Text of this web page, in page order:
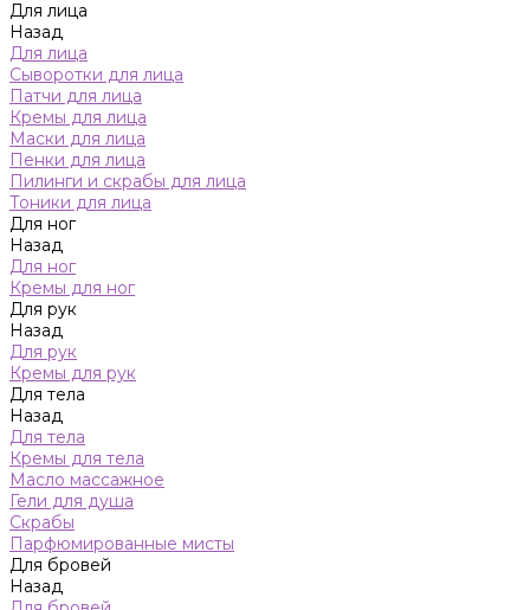
Для лица
Назад
Для лица
Сыворотки для лица
Патчи для лица
Кремы для лица
Маски для лица
Пенки для лица
Пилинги и скрабы для лица
Тоники для лица
Для ног
Назад
Для ног
Кремы для ног
Для рук
Назад
Для рук
Кремы для рук
Для тела
Назад
Для тела
Кремы для тела
Масло массажное
Гели для душа
Скрабы
Парфюмированные мисты
Для бровей
Назад